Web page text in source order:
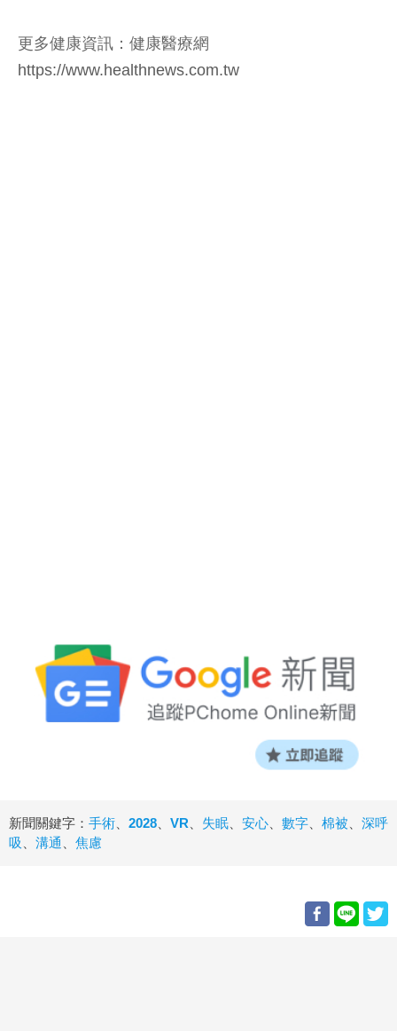
更多健康資訊：健康醫療網
https://www.healthnews.com.tw
新聞關鍵字： 手術 2028 VR 失眠 安心 數字 棉被
深呼
吸
溝通 焦慮